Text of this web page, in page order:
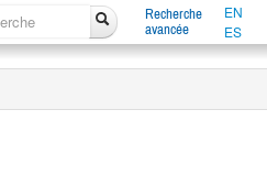
Recherche
avancée
EN
ES